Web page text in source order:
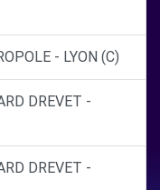
- LYON (C)
DREVET -
DREVET -